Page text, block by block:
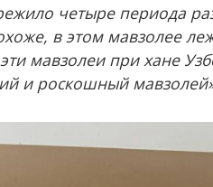
четыре периода
в этом мавзолее
мавзолеи при хане
и роскошный